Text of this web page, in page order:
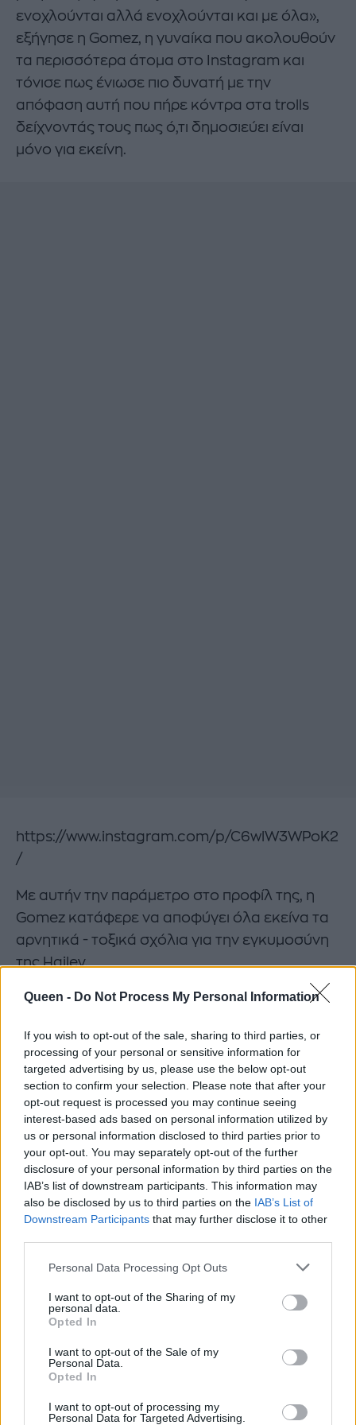
Queen - Do Not Process My Personal Information
If you wish to opt-out of the sale, sharing to third parties, or
processing of your personal or sensitive information for
targeted advertising by us, please use the below opt-out
section to confirm your selection. Please note that after your
opt-out request is processed you may continue seeing
interest-based ads based on personal information utilized by
us or personal information disclosed to third parties prior to
your opt-out. You may separately opt-out of the further
disclosure of your personal information by third parties on the
IAB’s list of downstream participants. This information may
also be disclosed by us to third parties on the IAB’s List of
Downstream Participants that may further disclose it to other
Personal Data Processing Opt Outs
I want to opt-out of the Sharing of my
personal data.
Opted In
I want to opt-out of the Sale of my
Personal Data.
Opted In
I want to opt-out of processing my
Personal Data for Targeted Advertising.
ενοχλούνται αλλά ενοχλούνται και με όλα»,
εξήγησε η Gomez, η γυναίκα που ακολουθούν
τα περισσότερα άτομα στο Instagram και
τόνισε πως ένιωσε πιο δυνατή με την
απόφαση αυτή που πήρε κόντρα στα trolls
δείχνοντάς τους πως ό,τι δημοσιεύει είναι
μόνο για εκείνη.
https://www.instagram.com/p/C6wlW3WPoK2
/
Με αυτήν την παράμετρο στο προφίλ της, η
Gomez κατάφερε να αποφύγει όλα εκείνα τα
αρνητικά - τοξικά σχόλια για την εγκυμοσύνη
της Hailey.
Bieber και Hailey όχι μόνο αποκάλυψαν την
μας έδειξαν και φωτογραφίες από την
ανανέωση των όρκων τους στη Χαβάη.
Gomez is now dating Benny Blanco and made
headlines forposting a photo holding hands
with the record producer, 36, Thursday.
Το όνομα που θα πάρει το μωρό των
Biebers
τους, σύμφωνα με το περιοδικό People.
«Όλοι είναι ενθουσιασμένοι για αυτούς.
ασχοληθεί εξαιρετικά. Αυτό θα είναι το